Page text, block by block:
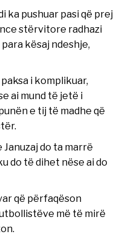
ka pushuar pasi që prej
stërvitore radhazi
kësaj ndeshje,
i komplikuar,
ai mund të jetë i
e tij të madhe që
Januzaj do ta marrë
do të dihet nëse ai do
që përfaqëson
më të mirë